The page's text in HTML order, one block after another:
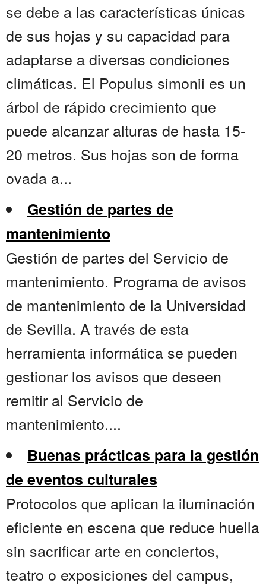
se debe a las características únicas
de sus hojas y su capacidad para
adaptarse a diversas condiciones
climáticas. El Populus simonii es un
árbol de rápido crecimiento que
puede alcanzar alturas de hasta 15-
20 metros. Sus hojas son de forma
ovada a...
Gestión de partes de
mantenimiento
Gestión de partes del Servicio de
mantenimiento. Programa de avisos
de mantenimiento de la Universidad
de Sevilla. A través de esta
herramienta informática se pueden
gestionar los avisos que deseen
remitir al Servicio de
mantenimiento....
Buenas prácticas para la gestión
de eventos culturales
Protocolos que aplican la iluminación
eficiente en escena que reduce huella
sin sacrificar arte en conciertos,
teatro o exposiciones del campus,